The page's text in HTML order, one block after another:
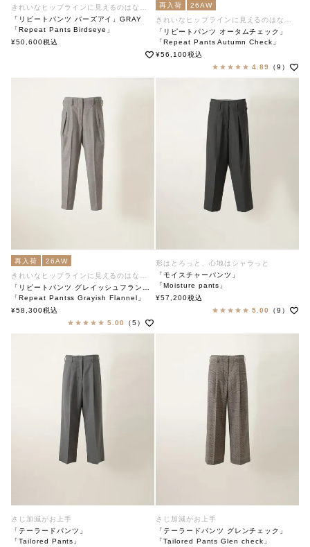
「リピートパンツ バーズアイ」GRAY
「Repeat Pants Birdseye」
soutiencollar（ステンカラー）
¥50,600税込
再入荷
26AW
「リピートパンツ オータムチェック」
「Repeat Pants Autumn Check」
soutiencollar（ステンカラー）
¥56,100税込
4.89
（9）
再入荷
26AW
「Repeat Pantss Grayish Flannel」
soutiencollar（ステンカラー）
¥58,300税込
5.00
（5）
形はとろっと、心地はシャラっと
「モイスチャーパンツ」
「Moisture pants」
soutiencollar（ステンカラー）
¥57,200税込
5.00
（9）
さじ加減がお上手
「テーラードパンツ」
「Tailored Pants」
さじ加減がお上手
「テーラードパンツ グレンチェック」
「Tailored Pants Glen check」